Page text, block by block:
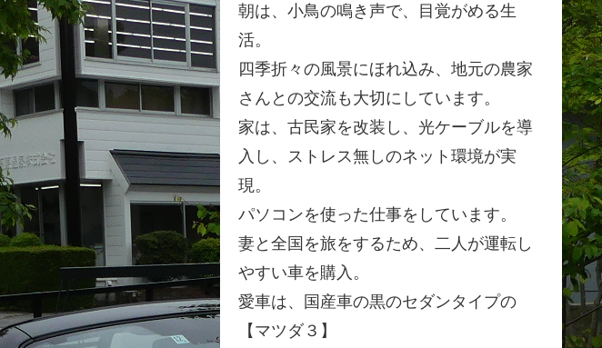
朝は、小鳥の鳴き声で、目覚がめる生
活。
四季折々の風景にほれ込み、地元の農家
さんとの交流も大切にしています。
家は、古民家を改装し、光ケーブルを導
入し、ストレス無しのネット環境が実
現。
パソコンを使った仕事をしています。
妻と全国を旅をするため、二人が運転し
やすい車を購入。
愛車は、国産車の黒のセダンタイプの
【マツダ３】